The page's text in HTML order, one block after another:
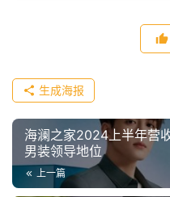
生成海报
海澜之家2024上半年营
男装领导地位
上一篇